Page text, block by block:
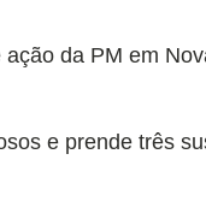
da PM em
e prende três